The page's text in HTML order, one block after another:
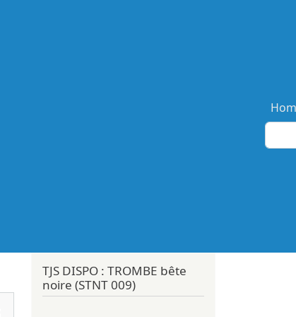
TJS DISPO : TROMBE bête
noire (STNT 009)